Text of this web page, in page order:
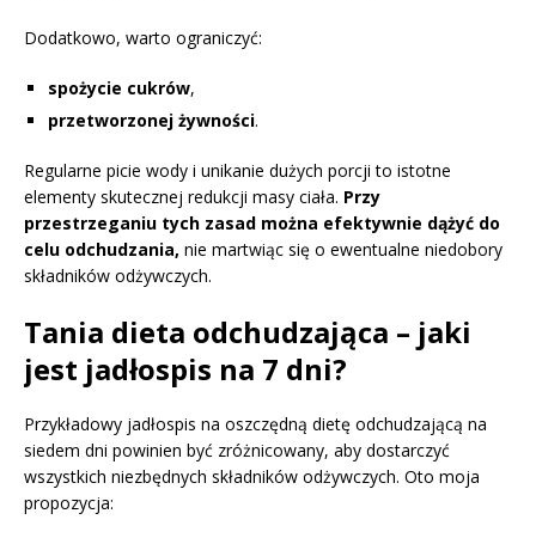
Dodatkowo, warto ograniczyć:
spożycie cukrów,
przetworzonej żywności.
Regularne picie wody i unikanie dużych porcji to istotne
elementy skutecznej redukcji masy ciała. Przy
przestrzeganiu tych zasad można efektywnie dążyć do
celu odchudzania, nie martwiąc się o ewentualne niedobory
składników odżywczych.
Tania dieta odchudzająca – jaki
jest jadłospis na 7 dni?
Przykładowy jadłospis na oszczędną dietę odchudzającą na
siedem dni powinien być zróżnicowany, aby dostarczyć
wszystkich niezbędnych składników odżywczych. Oto moja
propozycja: